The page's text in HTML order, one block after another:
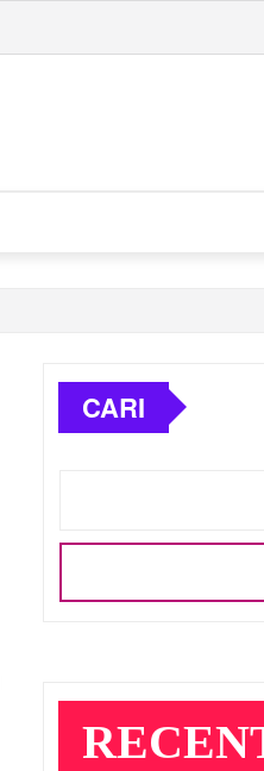
CARI